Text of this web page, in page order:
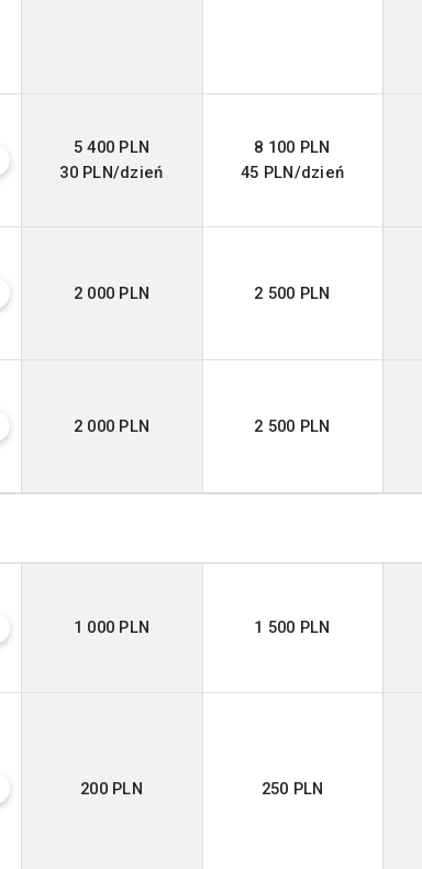
5 400 PLN
30 PLN/dzień
8 100 PLN
45 PLN/dzień
2 000 PLN 2 500 PLN
2 000 PLN 2 500 PLN
1 000 PLN 1 500 PLN
200 PLN 250 PLN